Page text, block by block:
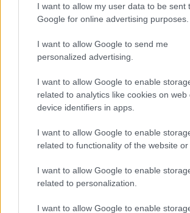
I want to allow my user data to be sent
Google for online advertising purposes.
I want to allow Google to send me
personalized advertising.
I want to allow Google to enable
related to analytics like cookies on web
device identifiers in apps.
I want to allow Google to enable
related to functionality of the website or
I want to allow Google to enable
related to personalization.
I want to allow Google to enable
Β. ΕΙΣΟΔΟΣ ΔΙΑΔΙΚΩΝ -